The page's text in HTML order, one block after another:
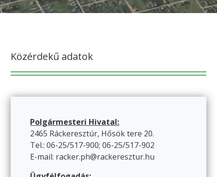
Közérdekű adatok
Polgármesteri Hivatal:
2465 Ráckeresztúr, Hősök tere 20.
Tel.: 06-25/517-900; 06-25/517-902
E-mail: racker.ph@rackeresztur.hu